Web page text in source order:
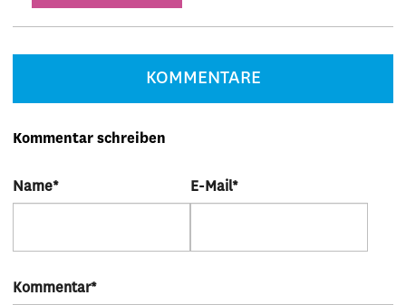
KOMMENTARE
Kommentar schreiben
Name* E-Mail*
Kommentar*